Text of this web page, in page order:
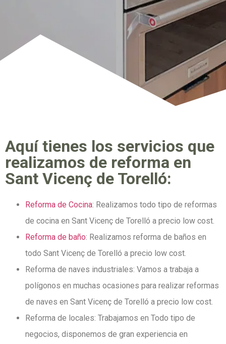
Aquí tienes los servicios que
realizamos de reforma en
Sant Vicenç de Torelló:
Reforma de Cocina: Realizamos todo tipo de reformas
de cocina en Sant Vicenç de Torelló a precio low cost.
Reforma de baño: Realizamos reforma de baños en
todo Sant Vicenç de Torelló a precio low cost.
Reforma de naves industriales: Vamos a trabaja a
polígonos en muchas ocasiones para realizar reformas
de naves en Sant Vicenç de Torelló a precio low cost.
Reforma de locales: Trabajamos en Todo tipo de
negocios, disponemos de gran experiencia en